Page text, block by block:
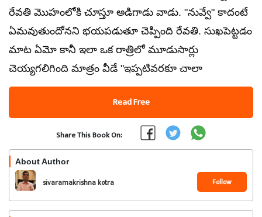
రేవతి మొహంలోకి చూస్తూ అడిగాడు వాడు. "నువ్వే" కాదంటే
ఏమవుతుందోనని భయపడుతూ చెప్పింది రేవతి. సుఖపెట్టడం
మాట ఏమో కానీ ఇలా ఒక రాత్రిలో మూడుసార్లు
చెయ్యగలిగింది మాత్రం వీడే "ఇప్పటివరకూ చాలా
Read Free
Share This Book On:
About Author
sivaramakrishna kotra Follow